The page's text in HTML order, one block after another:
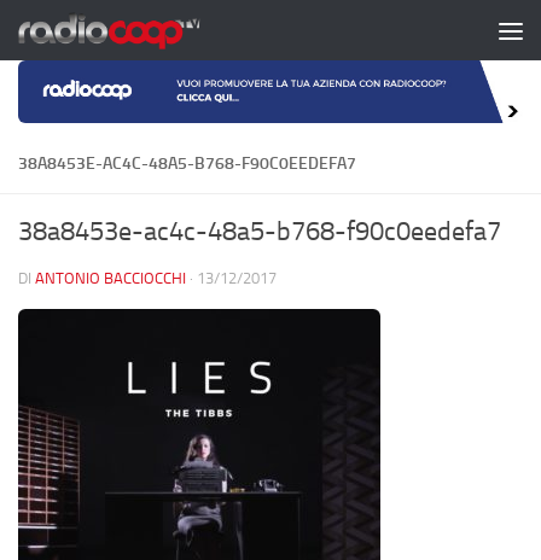
Salta al contenuto
38A8453E-AC4C-48A5-B768-F90C0EEDEFA7
38a8453e-ac4c-48a5-b768-f90c0eedefa7
DI ANTONIO BACCIOCCHI · 13/12/2017